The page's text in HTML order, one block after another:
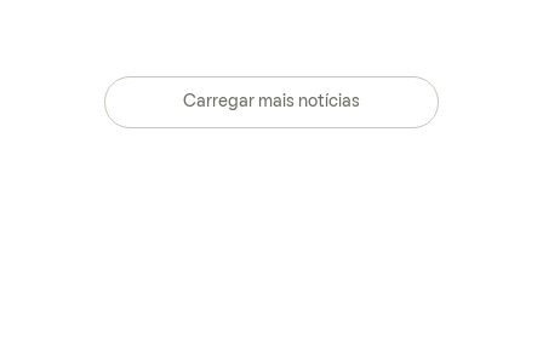
Carregar mais notícias